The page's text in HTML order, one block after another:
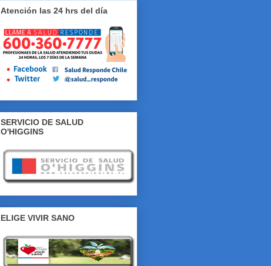
Atención las 24 hrs del día
SERVICIO DE SALUD
O'HIGGINS
ELIGE VIVIR SANO